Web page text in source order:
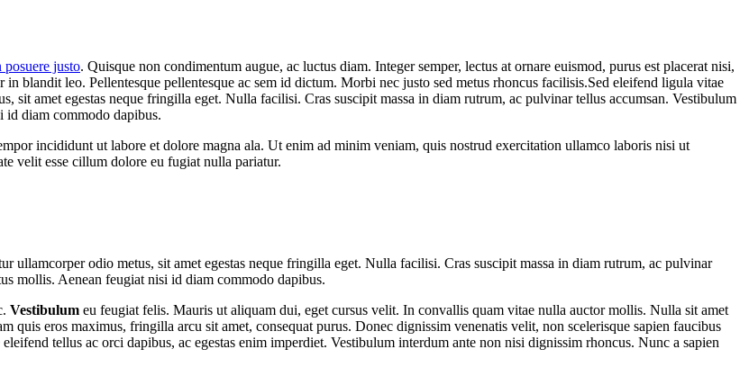
posuere justo. Quisque non condimentum augue, ac luctus diam. Integer semper, lectus at ornare euismod, purus est placerat nisi,
blandit leo. Pellentesque pellentesque ac sem id dictum. Morbi nec justo sed metus rhoncus facilisis.Sed eleifend ligula vitae
sit amet egestas neque fringilla eget. Nulla facilisi. Cras suscipit massa in diam rutrum, ac pulvinar tellus accumsan. Vestibulum
id diam commodo dapibus.
incididunt ut labore et dolore magna ala. Ut enim ad minim veniam, quis nostrud exercitation ullamco laboris nisi ut
velit esse cillum dolore eu fugiat nulla pariatur.
ullamcorper odio metus, sit amet egestas neque fringilla eget. Nulla facilisi. Cras suscipit massa in diam rutrum, ac pulvinar
mollis. Aenean feugiat nisi id diam commodo dapibus.
Vestibulum eu feugiat felis. Mauris ut aliquam dui, eget cursus velit. In convallis quam vitae nulla auctor mollis. Nulla sit amet
quis eros maximus, fringilla arcu sit amet, consequat purus. Donec dignissim venenatis velit, non scelerisque sapien faucibus
tellus ac orci dapibus, ac egestas enim imperdiet. Vestibulum interdum ante non nisi dignissim rhoncus. Nunc a sapien